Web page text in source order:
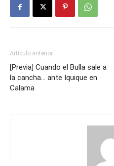
Artículo anterior
[Previa] Cuando el Bulla sale a
la cancha… ante Iquique en
Calama